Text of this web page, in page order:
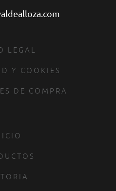
LEGAL
Y COOKIES
DE COMPRA